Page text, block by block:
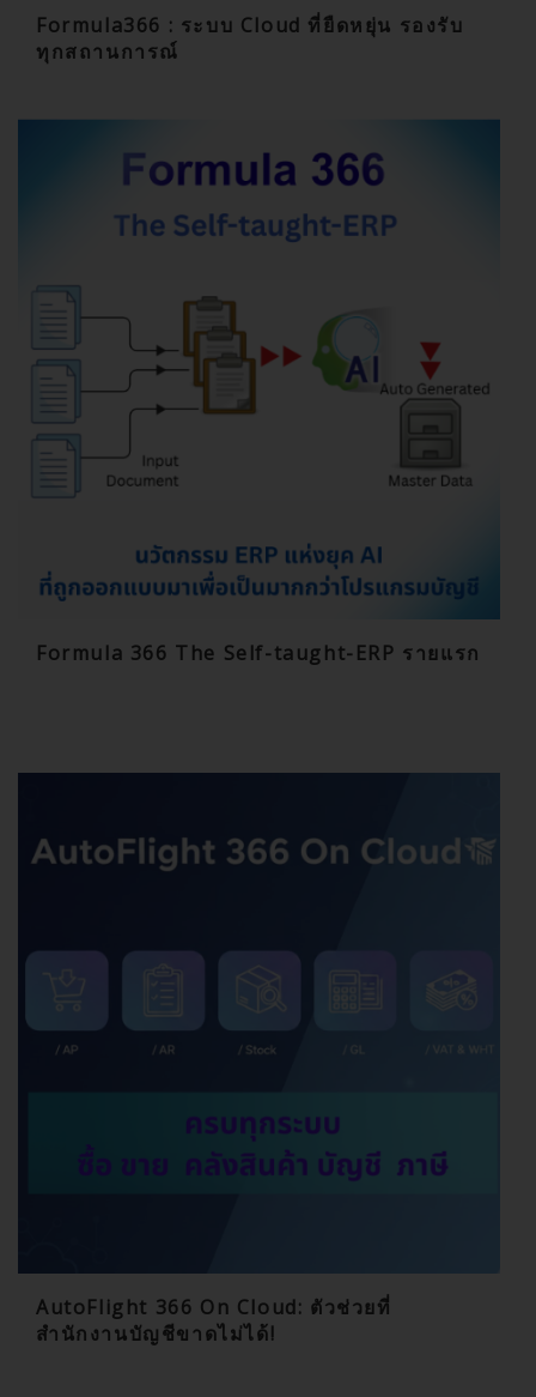
Formula366 : ระบบ Cloud ที่ยืดหยุ่น รองรับ
ทุกสถานการณ์
Formula 366 The Self-taught-ERP รายแรก
AutoFlight 366 On Cloud: ตัวช่วยที่
สำนักงานบัญชีขาดไม่ได้!